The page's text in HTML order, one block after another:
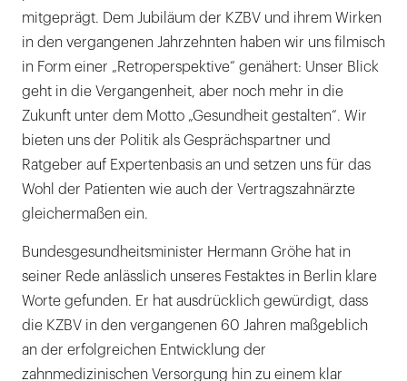
mitgeprägt. Dem Jubiläum der KZBV und ihrem Wirken
in den vergangenen Jahrzehnten haben wir uns filmisch
in Form einer „Retroperspektive“ genähert: Unser Blick
geht in die Vergangenheit, aber noch mehr in die
Zukunft unter dem Motto „Gesundheit gestalten“. Wir
bieten uns der Politik als Gesprächspartner und
Ratgeber auf Expertenbasis an und setzen uns für das
Wohl der Patienten wie auch der Vertragszahnärzte
gleichermaßen ein.
Bundesgesundheitsminister Hermann Gröhe hat in
seiner Rede anlässlich unseres Festaktes in Berlin klare
Worte gefunden. Er hat ausdrücklich gewürdigt, dass
die KZBV in den vergangenen 60 Jahren maßgeblich
an der erfolgreichen Entwicklung der
zahnmedizinischen Versorgung hin zu einem klar